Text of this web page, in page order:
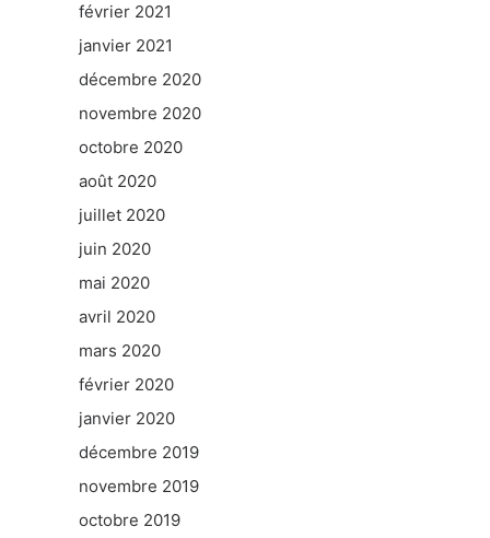
février 2021
janvier 2021
décembre 2020
novembre 2020
octobre 2020
août 2020
juillet 2020
juin 2020
mai 2020
avril 2020
mars 2020
février 2020
janvier 2020
décembre 2019
novembre 2019
octobre 2019